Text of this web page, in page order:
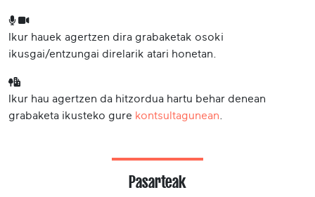
Ikur hauek agertzen dira grabaketak osoki
ikusgai/entzungai direlarik atari honetan.
Ikur hau agertzen da hitzordua hartu behar denean
grabaketa ikusteko gure kontsultagunean
Pasarteak